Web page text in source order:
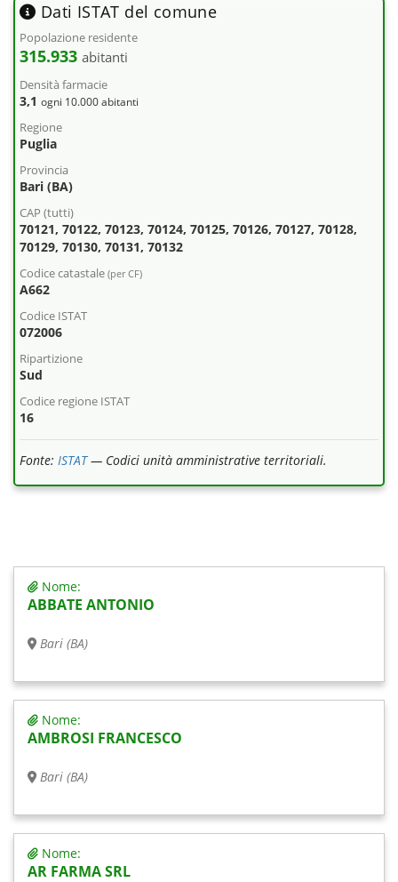
Dati ISTAT del comune
Popolazione residente
315.933 abitanti
Densità farmacie
3,1 ogni 10.000 abitanti
Regione
Puglia
Provincia
Bari (BA)
CAP (tutti)
70121, 70122, 70123, 70124, 70125, 70126, 70127, 70128,
70129, 70130, 70131, 70132
Codice catastale (per CF)
A662
Codice ISTAT
072006
Ripartizione
Sud
Codice regione ISTAT
16
Fonte: ISTAT— Codici unità amministrative territoriali.
Nome:
ABBATE ANTONIO
Bari (BA)
Nome:
AMBROSI FRANCESCO
Bari (BA)
Nome:
AR FARMA SRL